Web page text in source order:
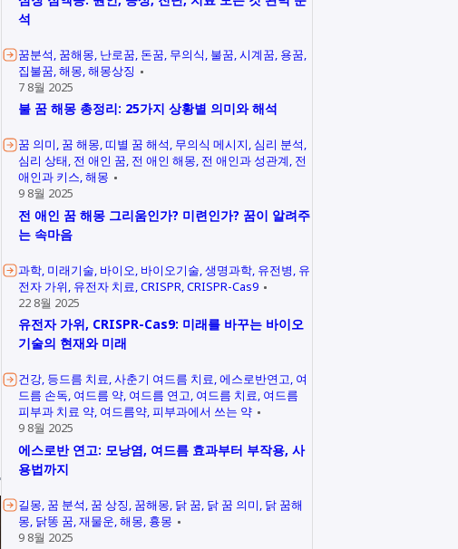
석
꿈분석 꿈해몽 난로꿈 돈꿈 무의식 불꿈 시계꿈 용꿈
집불꿈 해몽 해몽상징
7 8월 2025
불 꿈 해몽 총정리: 25가지 상황별 의미와 해석
꿈 의미 꿈 해몽 띠별 꿈 해석 무의식 메시지 심리 분석
심리 상태 전 애인 꿈 전 애인 해몽 전 애인과 성관계 전
애인과 키스 해몽
9 8월 2025
전 애인 꿈 해몽 그리움인가? 미련인가? 꿈이 알려주
는 속마음
과학 미래기술 바이오 바이오기술 생명과학 유전병 유
전자 가위 유전자 치료 CRISPR CRISPR-Cas9
22 8월 2025
유전자 가위, CRISPR-Cas9: 미래를 바꾸는 바이오
기술의 현재와 미래
건강 등드름 치료 사춘기 여드름 치료 에스로반연고 여
드름 손독 여드름 약 여드름 연고 여드름 치료 여드름
피부과 치료 약 여드름약 피부과에서 쓰는 약
9 8월 2025
에스로반 연고: 모낭염, 여드름 효과부터 부작용, 사
용법까지
길몽 꿈 분석 꿈 상징 꿈해몽 닭 꿈 닭 꿈 의미 닭 꿈해
몽 닭똥 꿈 재물운 해몽 흉몽
9 8월 2025